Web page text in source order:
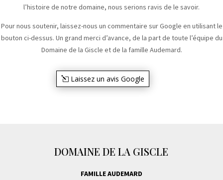
l’histoire de notre domaine, nous serions ravis de le savoir.
Pour nous soutenir, laissez-nous un commentaire sur Google en utilisant le
bouton ci-dessus. Un grand merci d’avance, de la part de toute l’équipe du
Domaine de la Giscle et de la famille Audemard.
Laissez un avis Google
DOMAINE DE LA GISCLE
FAMILLE AUDEMARD